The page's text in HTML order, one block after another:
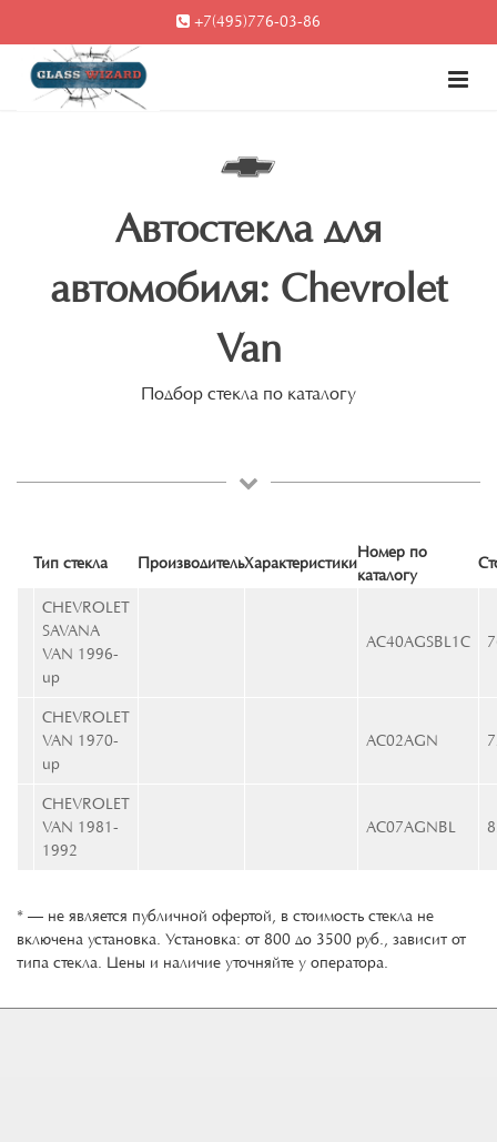
+7(495)776-03-86
Автостекла для
автомобиля: Chevrolet
Van
Подбор стекла по каталогу
Тип стекла ПроизводительХарактеристики
Номер по
каталогу
CHEVROLET
SAVANA
VAN 1996-
up
AC40AGSBL1C
CHEVROLET
VAN 1970-
up
AC02AGN
CHEVROLET
VAN 1981-
1992
AC07AGNBL
* — не является публичной офертой, в стоимость стекла не
включена установка. Установка: от 800 до 3500 руб., зависит от
типа стекла. Цены и наличие уточняйте у оператора.